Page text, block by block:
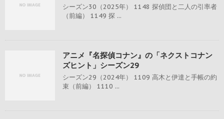
シーズン30（2025年） 1148 探偵団と二人の引率者
（前編） 1149 探 ...
アニメ『名探偵コナン』の「ネクストコナン
ズヒント」シーズン29
シーズン29（2024年） 1109 高木と伊達と手帳の約
束（前編） 1110 ...